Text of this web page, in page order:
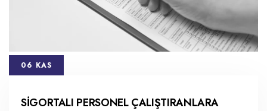
SIGORTALI PERSONEL ÇALIŞTIRANLARA
06 KAS